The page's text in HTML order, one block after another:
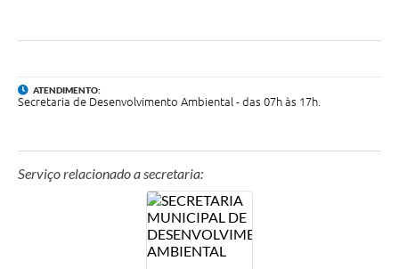
Turismo
Projetos
Contas Públicas
ATENDIMENTO:
Secretaria de Desenvolvimento Ambiental - das 07h às 17h.
Serviço relacionado a secretaria: